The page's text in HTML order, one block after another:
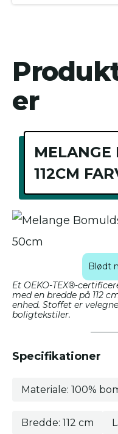
er
Blødt
MELANGE
112CM
Et OEKO-TEX®-
med en bredde på 112
enhed. Stoffet er
boligtekstiler.
Specifikationer
Materiale: 100%
Bredde: 112 cm